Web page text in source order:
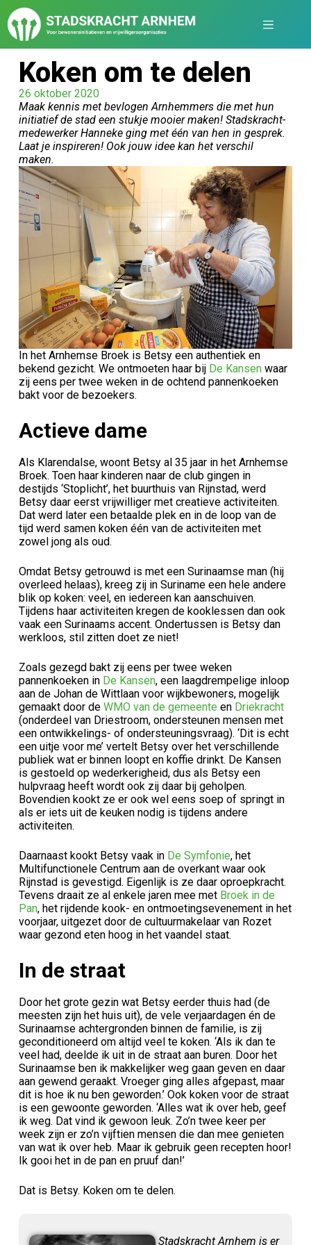
Koken om te delen
26 oktober 2020
Maak kennis met bevlogen Arnhemmers die met hun
initiatief de stad een stukje mooier maken! Stadskracht-
medewerker Hanneke ging met één van hen in gesprek.
Laat je inspireren! Ook jouw idee kan het verschil
maken.
In het Arnhemse Broek is Betsy een authentiek en
bekend gezicht. We ontmoeten haar bij De Kansenwaar
zij eens per twee weken in de ochtend pannenkoeken
bakt voor de bezoekers.
Actieve dame
Als Klarendalse, woont Betsy al 35 jaar in het Arnhemse
Broek. Toen haar kinderen naar de club gingen in
destijds ‘Stoplicht’, het buurthuis van Rijnstad, werd
Betsy daar eerst vrijwilliger met creatieve activiteiten.
Dat werd later een betaalde plek en in de loop van de
tijd werd samen koken één van de activiteiten met
zowel jong als oud.
Omdat Betsy getrouwd is met een Surinaamse man (hij
overleed helaas), kreeg zij in Suriname een hele andere
blik op koken: veel, en iedereen kan aanschuiven.
Tijdens haar activiteiten kregen de kooklessen dan ook
vaak een Surinaams accent. Ondertussen is Betsy dan
werkloos, stil zitten doet ze niet!
Zoals gezegd bakt zij eens per twee weken
pannenkoeken in De Kansen, een laagdrempelige inloop
aan de Johan de Wittlaan voor wijkbewoners, mogelijk
gemaakt door de WMO van de gemeente en Driekracht
(onderdeel van Driestroom, ondersteunen mensen met
een ontwikkelings- of ondersteuningsvraag). ‘Dit is echt
een uitje voor me’ vertelt Betsy over het verschillende
publiek wat er binnen loopt en koffie drinkt. De Kansen
is gestoeld op wederkerigheid, dus als Betsy een
hulpvraag heeft wordt ook zij daar bij geholpen.
Bovendien kookt ze er ook wel eens soep of springt in
als er iets uit de keuken nodig is tijdens andere
activiteiten.
Daarnaast kookt Betsy vaak in De Symfonie, het
Multifunctionele Centrum aan de overkant waar ook
Rijnstad is gevestigd. Eigenlijk is ze daar oproepkracht.
Tevens draait ze al enkele jaren mee met Broek in de
Pan, het rijdende kook- en ontmoetingsevenement in het
voorjaar, uitgezet door de cultuurmakelaar van Rozet
waar gezond eten hoog in het vaandel staat.
In de straat
Door het grote gezin wat Betsy eerder thuis had (de
meesten zijn het huis uit), de vele verjaardagen én de
Surinaamse achtergronden binnen de familie, is zij
geconditioneerd om altijd veel te koken. ‘Als ik dan te
veel had, deelde ik uit in de straat aan buren. Door het
Surinaamse ben ik makkelijker weg gaan geven en daar
aan gewend geraakt. Vroeger ging alles afgepast, maar
dit is hoe ik nu ben geworden.’ Ook koken voor de straat
is een gewoonte geworden. ‘Alles wat ik over heb, geef
ik weg. Dat vind ik gewoon leuk. Zo’n twee keer per
week zijn er zo’n vijftien mensen die dan mee genieten
van wat ik over heb. Maar ik gebruik geen recepten hoor!
Ik gooi het in de pan en pruuf dan!’
Dat is Betsy. Koken om te delen.
Stadskracht Arnhem is er